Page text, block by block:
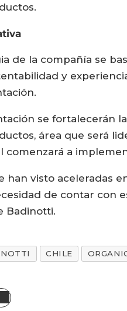
de la compañía se
y
se fortalecerán
área que será
comenzará a
han visto aceleradas
de contar con
Badinotti.
CHILE